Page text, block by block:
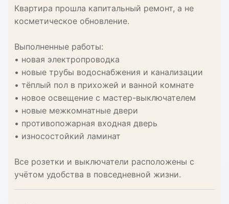
Квартира прошла капитальный ремонт, а не
косметическое обновление.
Выполненные работы:
• новая электропроводка
• новые трубы водоснабжения и канализации
• тёплый пол в прихожей и ванной комнате
• новое освещение с мастер-выключателем
• новые межкомнатные двери
• противопожарная входная дверь
• износостойкий ламинат
Все розетки и выключатели расположены с
учётом удобства в повседневной жизни.